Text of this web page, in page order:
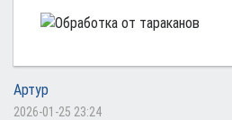
Артур
2026-01-25 23:24